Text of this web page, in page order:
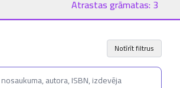
Atrastas grāmatas: 3
Notīrīt filtrus